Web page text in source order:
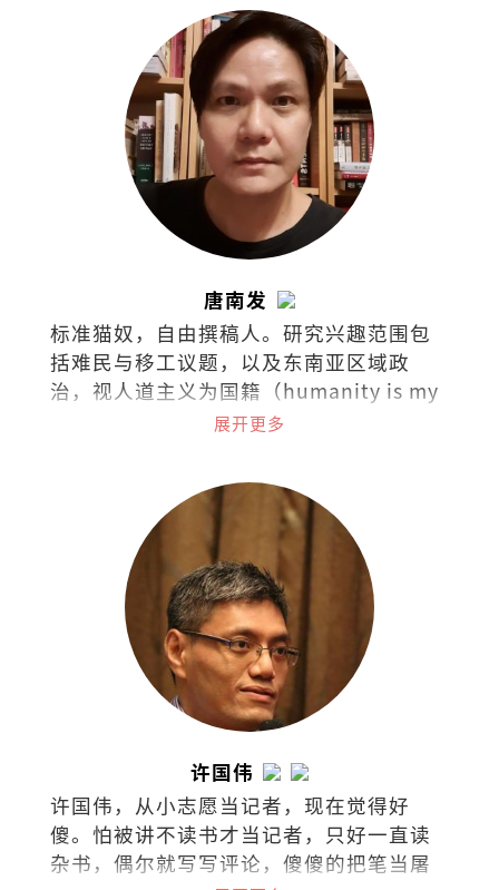
唐南发
标准猫奴，自由撰稿人。研究兴趣范围包
括难民与移工议题，以及东南亚区域政
治，视人道主义为国籍（humanity is my
nationality）。热爱阅读，下厨，骑车和
展开更多
许国伟
许国伟，从小志愿当记者，现在觉得好
傻。怕被讲不读书才当记者，只好一直读
杂书，偶尔就写写评论，傻傻的把笔当屠